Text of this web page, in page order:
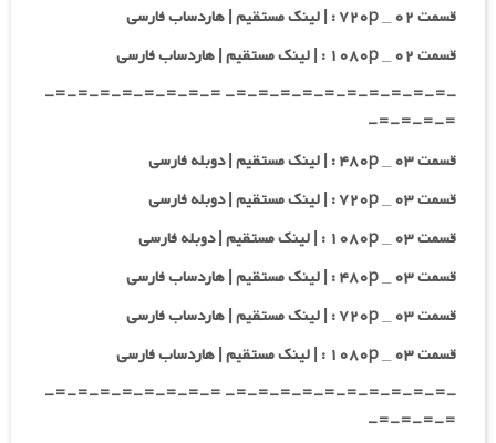
قسمت ۰۲ _ ۷۲۰p : | لینک مستقیم | هاردساب فارسی
قسمت ۰۲ _ ۱۰۸۰p : | لینک مستقیم | هاردساب فارسی
-=-=-=-=-=-=-=-=-=-=- =-=-=-=-=-=-=-=-
=-=-=-=-
قسمت ۰۳ _ ۴۸۰p : | لینک مستقیم | دوبله فارسی
قسمت ۰۳ _ ۷۲۰p : | لینک مستقیم | دوبله فارسی
قسمت ۰۳ _ ۱۰۸۰p : | لینک مستقیم | دوبله فارسی
قسمت ۰۳ _ ۴۸۰p : | لینک مستقیم | هاردساب فارسی
قسمت ۰۳ _ ۷۲۰p : | لینک مستقیم | هاردساب فارسی
قسمت ۰۳ _ ۱۰۸۰p : | لینک مستقیم | هاردساب فارسی
-=-=-=-=-=-=-=-=-=-=- =-=-=-=-=-=-=-=-
=-=-=-=-